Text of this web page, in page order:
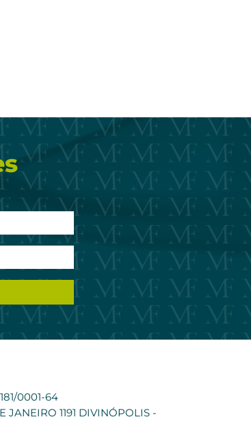
0001-64
JANEIRO 1191 DIVINÓPOLIS -